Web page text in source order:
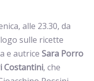
alle 23.30, da
sulle ricette
e autrice Sara Porro
Costantini, che